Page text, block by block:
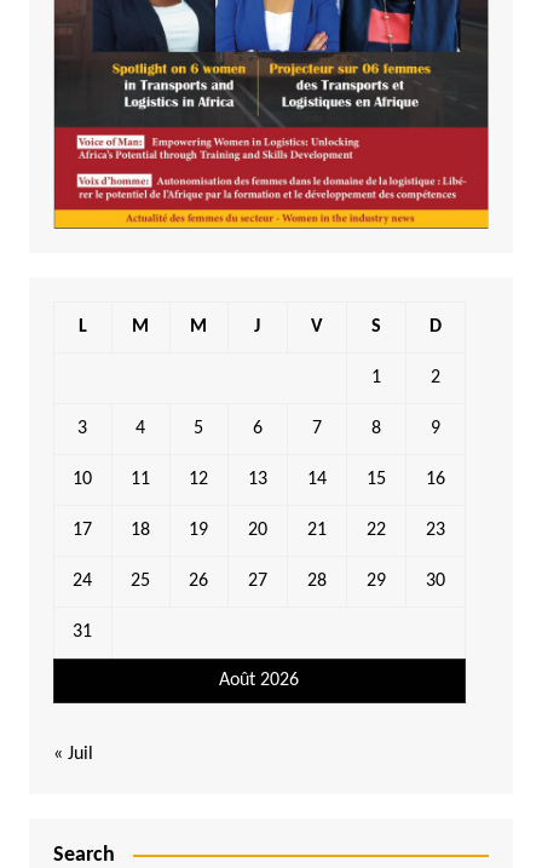
Août 2026
L M M J V S D
1 2
3 4 5 6 7 8 9
10 11 12 13 14 15 16
17 18 19 20 21 22 23
24 25 26 27 28 29 30
31
« Juil
Search